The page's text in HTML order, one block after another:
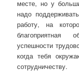
месте, но у
надо
работу, на
благоприятная
успешности
когда тебя
сотрудничеству.